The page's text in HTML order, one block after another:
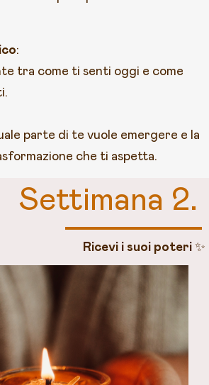
:
tra come ti senti oggi e come
parte di te vuole emergere e la
che ti aspetta.
Settimana 2.
Ricevi i suoi poteri ✨